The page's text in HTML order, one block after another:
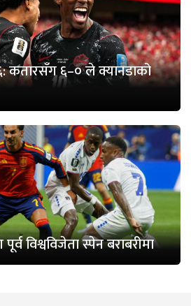
कतारसँग ६–० ले क्यानडाको
विश्वविजेता स्पेन बराबरीमा